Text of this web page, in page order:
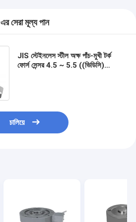
এর সেরা মূল্য পান
JIS স্টেইনলেস স্টীল অক্ষ পাঁচ-মুখী টর্ক
ফোর্স সেন্সর 4.5 ~ 5.5 ((ভিডিসি)
চালিয়ে